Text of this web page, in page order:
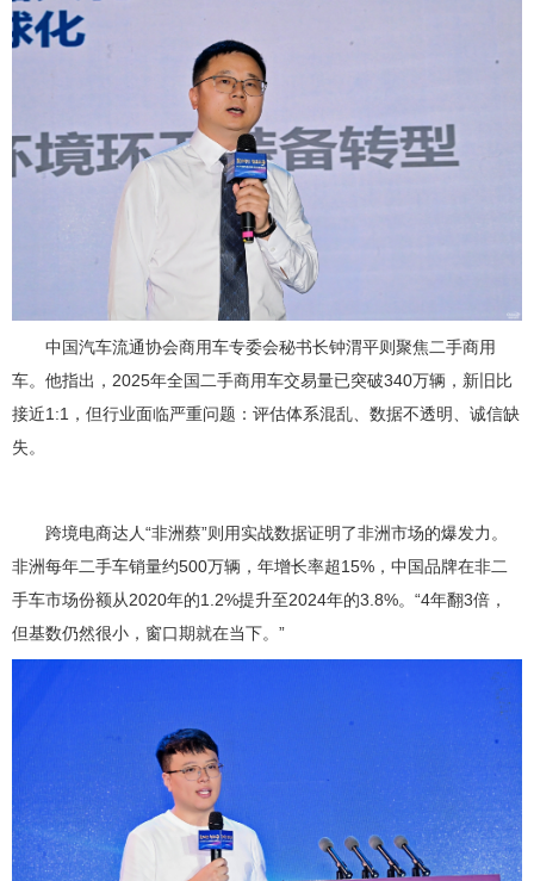
中国汽车流通协会商用车专委会秘书长钟渭平则聚焦二手商用
车。他指出，2025年全国二手商用车交易量已突破340万辆，新旧比
接近1:1，但行业面临严重问题：评估体系混乱、数据不透明、诚信缺
失。
跨境电商达人“非洲蔡”则用实战数据证明了非洲市场的爆发力。
非洲每年二手车销量约500万辆，年增长率超15%，中国品牌在非二
手车市场份额从2020年的1.2%提升至2024年的3.8%。“4年翻3倍，
但基数仍然很小，窗口期就在当下。”